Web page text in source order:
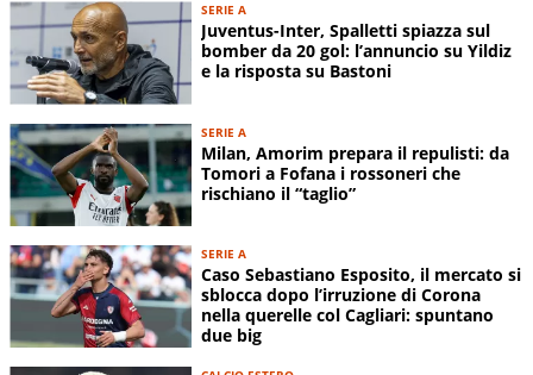
SERIE A
Juventus-Inter, Spalletti spiazza sul
bomber da 20 gol: l’annuncio su Yildiz
e la risposta su Bastoni
SERIE A
Milan, Amorim prepara il repulisti: da
Tomori a Fofana i rossoneri che
rischiano il “taglio”
SERIE A
Caso Sebastiano Esposito, il mercato si
sblocca dopo l’irruzione di Corona
nella querelle col Cagliari: spuntano
due big